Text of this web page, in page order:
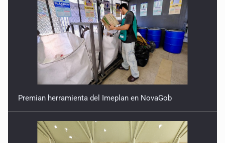
Premian herramienta del Imeplan en NovaGob